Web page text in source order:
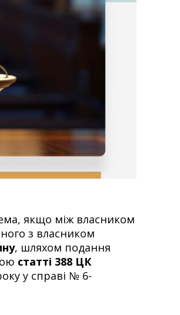
якщо між власником
з власником
, шляхом подання
статті 388 ЦК
у справі № 6-